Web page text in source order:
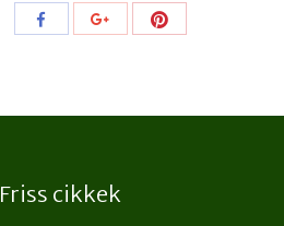
Share
Friss cikkek